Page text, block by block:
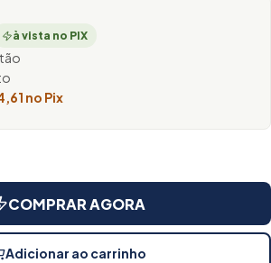
à vista no PIX
no Pix
COMPRAR AGORA
Adicionar ao carrinho